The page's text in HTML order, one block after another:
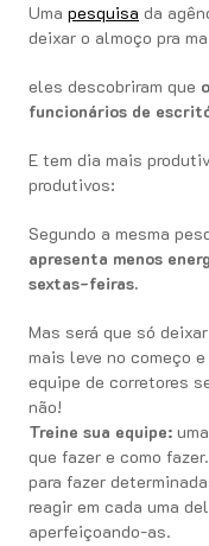
Uma pesquisa da
deixar o almoço pra
eles descobriram que
funcionários de
E tem dia mais
produtivos:
Segundo a mesma
apresenta menos
sextas-feiras.
Mas será que só
mais leve no começo
equipe de corretores
não!
Treine sua equipe:
que fazer e como
para fazer
reagir em cada uma
aperfeiçoando-as.